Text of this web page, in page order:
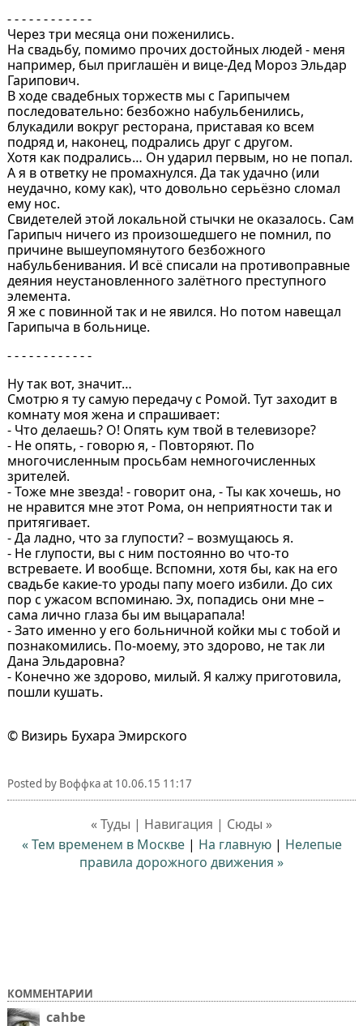
- - - - - - - - - - - -
Через три месяца они поженились.
На свадьбу, помимо прочих достойных людей - меня
например, был приглашён и вице-Дед Мороз Эльдар
Гарипович.
В ходе свадебных торжеств мы с Гарипычем
последовательно: безбожно набульбенились,
блукадили вокруг ресторана, приставая ко всем
подряд и, наконец, подрались друг с другом.
Хотя как подрались… Он ударил первым, но не попал.
А я в ответку не промахнулся. Да так удачно (или
неудачно, кому как), что довольно серьёзно сломал
ему нос.
Свидетелей этой локальной стычки не оказалось. Сам
Гарипыч ничего из произошедшего не помнил, по
причине вышеупомянутого безбожного
набульбенивания. И всё списали на противоправные
деяния неустановленного залётного преступного
элемента.
Я же с повинной так и не явился. Но потом навещал
Гарипыча в больнице.
- - - - - - - - - - - -
Ну так вот, значит…
Смотрю я ту самую передачу с Ромой. Тут заходит в
комнату моя жена и спрашивает:
- Что делаешь? О! Опять кум твой в телевизоре?
- Не опять, - говорю я, - Повторяют. По
многочисленным просьбам немногочисленных
зрителей.
- Тоже мне звезда! - говорит она, - Ты как хочешь, но
не нравится мне этот Рома, он неприятности так и
притягивает.
- Да ладно, что за глупости? – возмущаюсь я.
- Не глупости, вы с ним постоянно во что-то
встреваете. И вообще. Вспомни, хотя бы, как на его
свадьбе какие-то уроды папу моего избили. До сих
пор с ужасом вспоминаю. Эх, попадись они мне –
сама лично глаза бы им выцарапала!
- Зато именно у его больничной койки мы с тобой и
познакомились. По-моему, это здорово, не так ли
Дана Эльдаровна?
- Конечно же здорово, милый. Я калжу приготовила,
пошли кушать.
© Визирь Бухара Эмирского
Posted by Воффкаat 10.06.15 11:17
« Туды | Навигация | Сюды »
« Тем временем в Москве| На главную| Нелепые
правила дорожного движения »
КОММЕНТАРИИ
cahbe